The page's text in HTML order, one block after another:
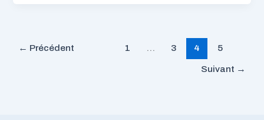
← Précédent 1 … 3 4 5
Suivant →